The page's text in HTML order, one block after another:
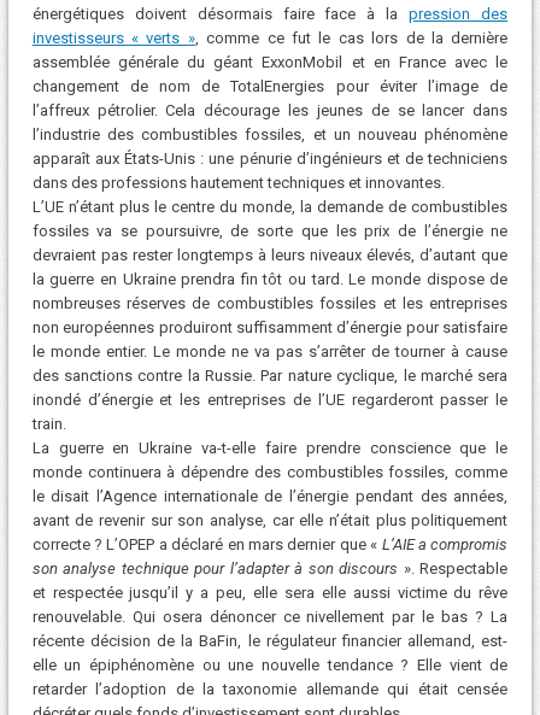
énergétiques doivent désormais faire face à lapression des
investisseurs « verts », comme ce fut le cas lors de la dernière
assemblée générale du géant ExxonMobil et en France avec le
changement de nom de TotalEnergies pour éviter l’image de
l’affreux pétrolier. Cela décourage les jeunes de se lancer dans
l’industrie des combustibles fossiles, et un nouveau phénomène
apparaît aux États-Unis : une pénurie d’ingénieurs et de techniciens
dans des professions hautement techniques et innovantes.
L’UE n’étant plus le centre du monde, la demande de combustibles
fossiles va se poursuivre, de sorte que les prix de l’énergie ne
devraient pas rester longtemps à leurs niveaux élevés, d’autant que
la guerre en Ukraine prendra fin tôt ou tard. Le monde dispose de
nombreuses réserves de combustibles fossiles et les entreprises
non européennes produiront suffisamment d’énergie pour satisfaire
le monde entier. Le monde ne va pas s’arrêter de tourner à cause
des sanctions contre la Russie. Par nature cyclique, le marché sera
inondé d’énergie et les entreprises de l’UE regarderont passer le
train.
La guerre en Ukraine va-t-elle faire prendre conscience que le
monde continuera à dépendre des combustibles fossiles, comme
le disait l’Agence internationale de l’énergie pendant des années,
avant de revenir sur son analyse, car elle n’était plus politiquement
correcte ? L’OPEP a déclaré en mars dernier que « L’AIE a compromis
son analyse technique pour l’adapter à son discours ». Respectable
et respectée jusqu’il y a peu, elle sera elle aussi victime du rêve
renouvelable. Qui osera dénoncer ce nivellement par le bas ? La
récente décision de la BaFin, le régulateur financier allemand, est-
elle un épiphénomène ou une nouvelle tendance ? Elle vient de
retarder l’adoption de la taxonomie allemande qui était censée